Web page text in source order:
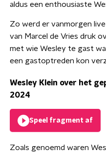
aldus een enthousiaste
Zo werd er vanmorgen
van Marcel de Vries druk
met wie Wesley te gast
een gastoptreden kon
Wesley Klein over het
2024
Speel fragment af
Zoals genoemd waren